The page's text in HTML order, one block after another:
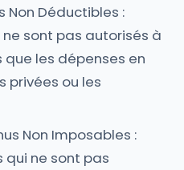
Non Déductibles :
sont pas autorisés à
les dépenses en
privées ou les
Non Imposables :
qui ne sont pas